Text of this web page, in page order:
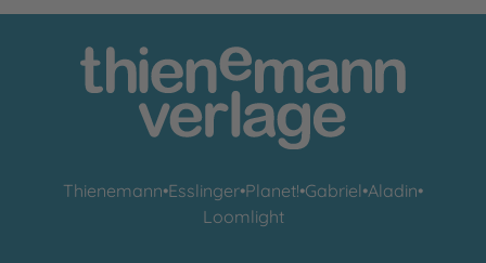
Thienemann•Esslinger•Planet!•Gabriel•Aladin•
Loomlight